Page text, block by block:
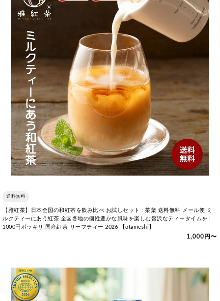
送料無料
【雅紅茶】日本全国の和紅茶を飲み比べ お試しセット : 茶葉 送料無料 メール便 ミ
ルクティーにあう紅茶 全国各地の個性豊かな風味を楽しむ贅沢なティータイムを |
1000円ポッキリ 国産紅茶 リーフティー 2026 【otameshi】
1,000円〜